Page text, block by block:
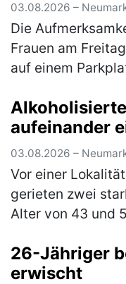
03.08.2026 –
Die
Frauen am
auf einem
Beamten
aufeinander
03.08.2026 –
Vor einer
gerieten zwei
Alter von 43 und
gegenseitig
26-Jähriger
erwischt